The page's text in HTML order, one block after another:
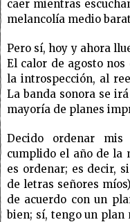
caer mientras
melancolía medio
Pero sí, hoy y ahora
El calor de agosto
la introspección, al
La banda sonora se
mayoría de planes
Decido ordenar
cumplido el año de la
es ordenar; es decir,
de letras señores
de acuerdo con un
bien; sí, tengo un